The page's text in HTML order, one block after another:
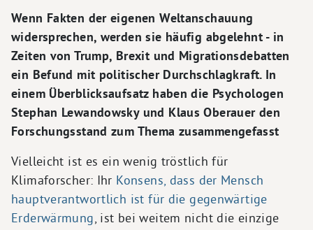
Wenn Fakten der eigenen Weltanschauung
widersprechen, werden sie häufig abgelehnt - in
Zeiten von Trump, Brexit und Migrationsdebatten
ein Befund mit politischer Durchschlagkraft. In
einem Überblicksaufsatz haben die Psychologen
Stephan Lewandowsky und Klaus Oberauer den
Forschungsstand zum Thema zusammengefasst
Vielleicht ist es ein wenig tröstlich für
Klimaforscher: Ihr Konsens, dass der Mensch
hauptverantwortlich ist für die gegenwärtige
Erderwärmung, ist bei weitem nicht die einzige